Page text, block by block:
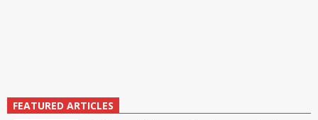
FEATURED ARTICLES